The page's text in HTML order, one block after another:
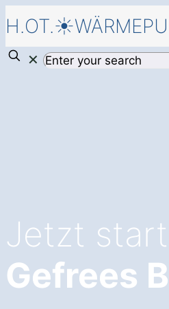
✕
Jetzt
Gefrees